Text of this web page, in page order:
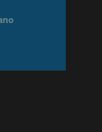
Ciudadano